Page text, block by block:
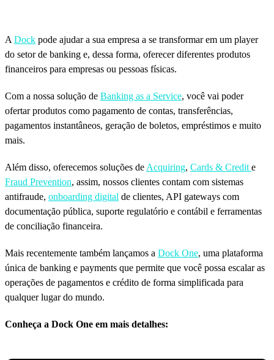
A Dock pode ajudar a sua empresa a se transformar em um player
do setor de banking e, dessa forma, oferecer diferentes produtos
financeiros para empresas ou pessoas físicas.
Com a nossa solução de Banking as a Service, você vai poder
ofertar produtos como pagamento de contas, transferências,
pagamentos instantâneos, geração de boletos, empréstimos e muito
mais.
Além disso, oferecemos soluções de Acquiring, Cards & Credit e
Fraud Prevention, assim, nossos clientes contam com sistemas
antifraude, onboarding digital de clientes, API gateways com
documentação pública, suporte regulatório e contábil e ferramentas
de conciliação financeira.
Mais recentemente também lançamos a Dock One, uma plataforma
única de banking e payments que permite que você possa escalar as
operações de pagamentos e crédito de forma simplificada para
qualquer lugar do mundo.
Conheça a Dock One em mais detalhes: